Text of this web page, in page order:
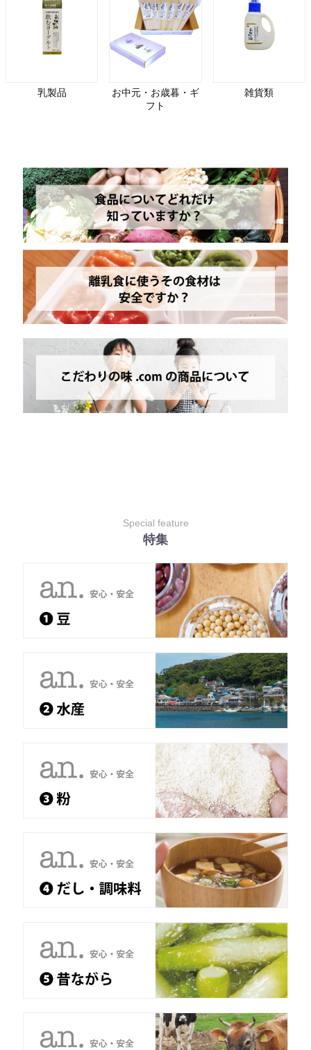
乳製品
お中元・お歳暮・ギ
フト
雑貨類
Special feature
特集